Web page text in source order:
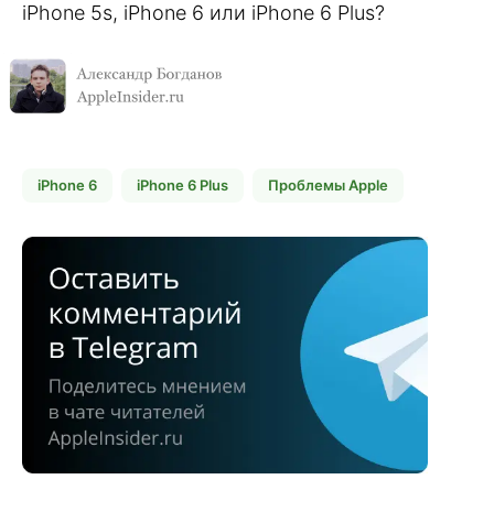
iPhone 5s, iPhone 6 или iPhone 6 Plus?
iPhone 6 iPhone 6 Plus Проблемы Apple